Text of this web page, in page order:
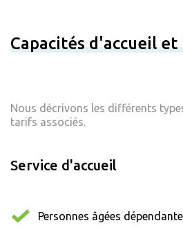
Capacités d'accueil
Nous décrivons les différents
tarifs associés.
Service d'accueil
Personnes âgées